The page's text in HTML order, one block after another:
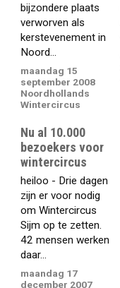
bijzondere plaats
verworven als
kerstevenement in
Noord...
maandag 15
september 2008
Noordhollands
Wintercircus
Nu al 10.000
bezoekers voor
wintercircus
heiloo - Drie dagen
zijn er voor nodig
om Wintercircus
Sijm op te zetten.
42 mensen werken
daar...
maandag 17
december 2007